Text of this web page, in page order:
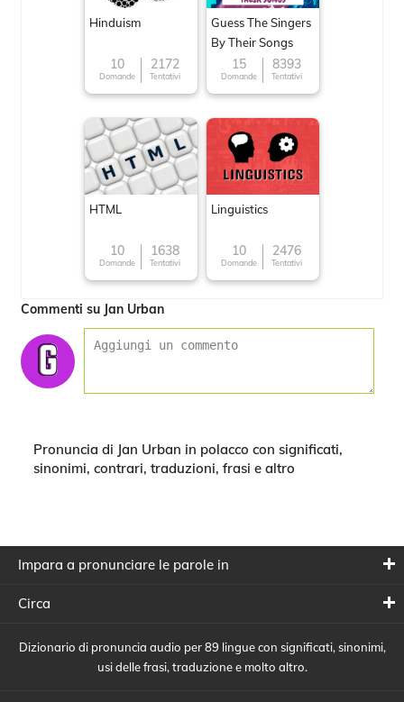
Hinduism
10
Domande
2172
Tentativi
Guess The Singers
By Their Songs
15
Domande
8393
Tentativi
HTML
10
Domande
1638
Tentativi
Linguistics
10
Domande
2476
Tentativi
Commenti su Jan Urban
Pronuncia di Jan Urban in polacco con significati,
sinonimi, contrari, traduzioni, frasi e altro
Impara a pronunciare le parole in
Circa
Dizionario di pronuncia audio per 89 lingue con significati, sinonimi,
usi delle frasi, traduzione e molto altro.